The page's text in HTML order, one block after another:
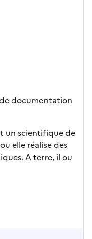
documentation
un scientifique de
elle réalise des
A terre, il ou